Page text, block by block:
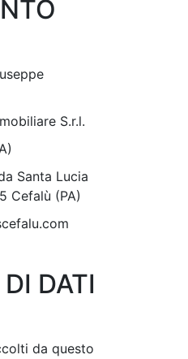
S.r.l.
Santa Lucia
Cefalù (PA)
DATI
da questo